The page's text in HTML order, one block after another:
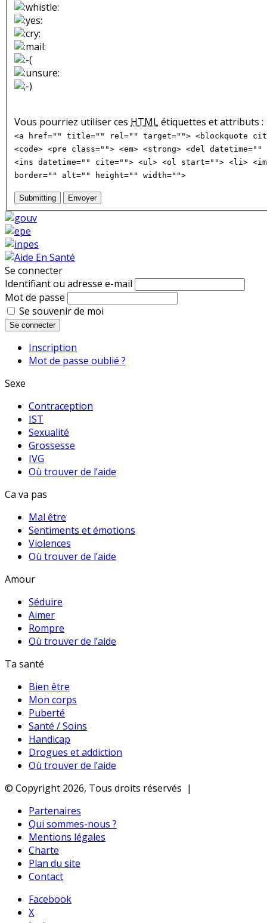
Vous pourriez utiliser ces HTMLétiquettes et attributs :
<a href="" title="" rel="" target=""> <blockquote
<code> <pre class=""> <em> <strong> <del
<ins datetime="" cite=""> <ul> <ol start=""> <li>
border="" alt="" height="" width="">
Submitting Envoyer
Se connecter
Identifiant ou adresse e-mail
Mot de passe
Se souvenir de moi
Se connecter
Inscription
Mot de passe oublié ?
Sexe
Contraception
IST
Sexualité
Grossesse
IVG
Où trouver de l’aide
Ca va pas
Mal être
Sentiments et émotions
Violences
Où trouver de l’aide
Amour
Séduire
Aimer
Rompre
Où trouver de l’aide
Ta santé
Bien être
Mon corps
Puberté
Santé / Soins
Handicap
Drogues et addiction
Où trouver de l’aide
© Copyright 2026, Tous droits réservés |
Partenaires
Qui sommes-nous ?
Mentions légales
Charte
Plan du site
Contact
Facebook
X